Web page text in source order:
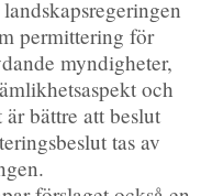
permittering för
myndigheter,
och
bättre att beslut
tas av